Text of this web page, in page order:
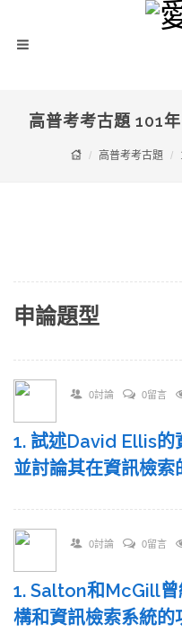
高普考考古題 101
高普考考古題
申論題型
0討論 0留言
1. 試述David Ellis的
並討論其在資訊檢索
0討論 0留言
1. Salton和McGill曾
構和資訊檢索系統